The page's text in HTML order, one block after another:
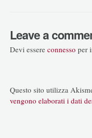
Leave a
Devi essere connesso per
Questo sito utilizza
vengono elaborati i dati